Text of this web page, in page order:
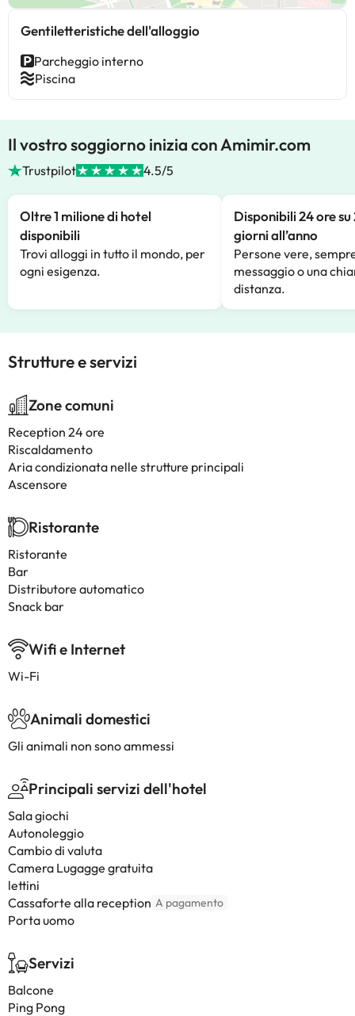
Gentiletteristiche dell'alloggio
Parcheggio interno
Piscina
Il vostro soggiorno inizia con Amimir.com
Trustpilot 4.5/5
Oltre 1 milione di hotel
disponibili
Trovi alloggi in tutto il mondo, per
ogni esigenza.
Disponibili 24 ore su
giorni all’anno
Persone vere,
messaggio o una
distanza.
Strutture e servizi
Zone comuni
Reception 24 ore
Riscaldamento
Aria condizionata nelle strutture principali
Ascensore
Ristorante
Ristorante
Bar
Distributore automatico
Snack bar
Wifi e Internet
Wi-Fi
Animali domestici
Gli animali non sono ammessi
Principali servizi dell'hotel
Sala giochi
Autonoleggio
Cambio di valuta
Camera Lugagge gratuita
lettini
Cassaforte alla reception A pagamento
Porta uomo
Servizi
Balcone
Ping Pong